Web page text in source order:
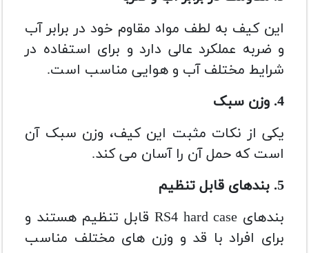
این کیف به لطف مواد مقاوم خود در برابر آب
و ضربه عملکرد عالی دارد و برای استفاده در
شرایط مختلف آب و هوایی مناسب است.
4. وزن سبک
یکی از نکات مثبت این کیف، وزن سبک آن
است که حمل آن را آسان می کند.
5. بندهای قابل تنظیم
بندهای RS4 hard case قابل تنظیم هستند و
برای افراد با قد و وزن های مختلف مناسب